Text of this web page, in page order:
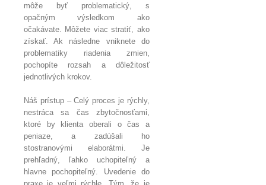
môže byť problematický, s
opačným výsledkom ako
očakávate. Môžete viac stratiť, ako
získať. Ak následne vniknete do
problematiky riadenia zmien,
pochopíte rozsah a dôležitosť
jednotlivých krokov.
Náš prístup – Celý proces je rýchly,
nestráca sa čas zbytočnosťami,
ktoré by klienta oberali o čas a
peniaze, a zadúšali ho
stostranovými elaborátmi. Je
prehľadný, ľahko uchopiteľný a
hlavne pochopiteľný. Uvedenie do